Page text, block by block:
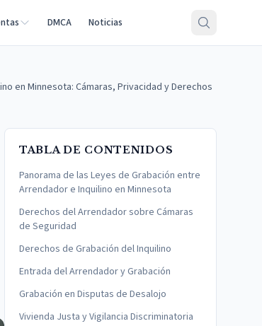
DMCA Noticias
en Minnesota: Cámaras, Privacidad y Derechos
TABLA DE CONTENIDOS
Panorama de las Leyes de Grabación entre
Arrendador e Inquilino en Minnesota
Derechos del Arrendador sobre Cámaras
de Seguridad
Derechos de Grabación del Inquilino
Entrada del Arrendador y Grabación
Grabación en Disputas de Desalojo
Vivienda Justa y Vigilancia Discriminatoria